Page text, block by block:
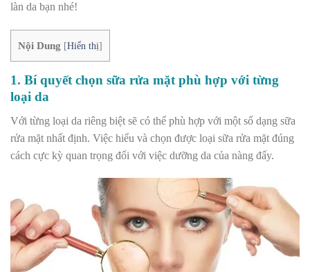
làn da bạn nhé!
Nội Dung [Hiển thị]
1. Bí quyết chọn sữa rửa mặt phù hợp với từng
loại da
Với từng loại da riêng biệt sẽ có thể phù hợp với một số dạng sữa
rửa mặt nhất định. Việc hiểu và chọn được loại sữa rửa mặt đúng
cách cực kỳ quan trọng đối với việc dưỡng da của nàng đấy.